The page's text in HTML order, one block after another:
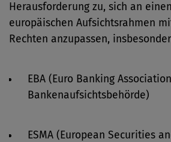
Herausforderung zu, sich an
europäischen Aufsichtsrahmen
Rechten anzupassen,
EBA (Euro Banking
Bankenaufsichtsbehörde)
ESMA (European Securities